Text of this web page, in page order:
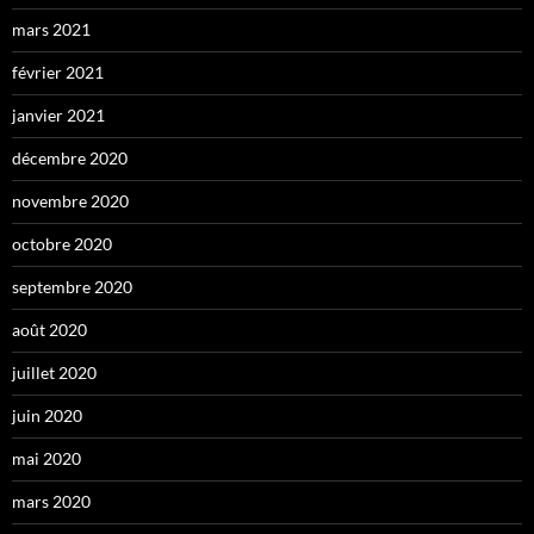
mars 2021
février 2021
janvier 2021
décembre 2020
novembre 2020
octobre 2020
septembre 2020
août 2020
juillet 2020
juin 2020
mai 2020
mars 2020